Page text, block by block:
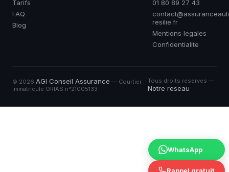
Tarifs
FAQ
Blog
01 80 89 27 43
resilie.fr
Mentions legales
Confidentialite
© 2026 AGI Conseil Assurance — Courtier
immatricule ORIAS n°21005133
Tous droits reserves —
Notre reseau
WhatsApp